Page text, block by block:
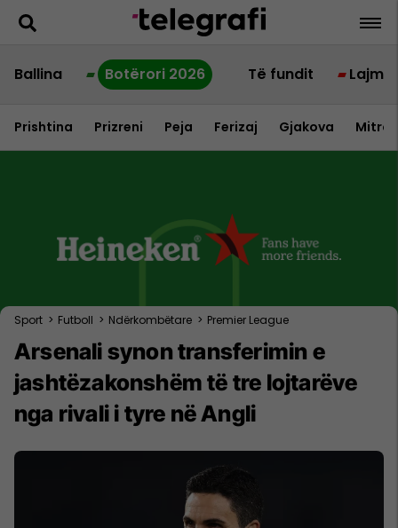
Ballina Botërori 2026 Të fundit Lajme
Prishtina Prizreni Peja Ferizaj Gjakova
Sport > Futboll > Ndërkombëtare > Premier League
Arsenali synon transferimin e
jashtëzakonshëm të tre lojtarëve
nga rivali i tyre në Angli